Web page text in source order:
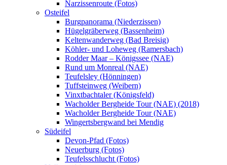
Narzissenroute (Fotos)
Osteifel
Burgpanorama (Niederzissen)
Hügelgräberweg (Bassenheim)
Keltenwanderweg (Bad Breisig)
Köhler- und Loheweg (Ramersbach)
Rodder Maar – Königssee (NAE)
Rund um Monreal (NAE)
Teufelsley (Hönningen)
Tuffsteinweg (Weibern)
Vinxtbachtaler (Königsfeld)
Wacholder Bergheide Tour (NAE) (2018)
Wacholder Bergheide Tour (NAE)
Wingertsbergwand bei Mendig
Südeifel
Devon-Pfad (Fotos)
Neuerburg (Fotos)
Teufelsschlucht (Fotos)